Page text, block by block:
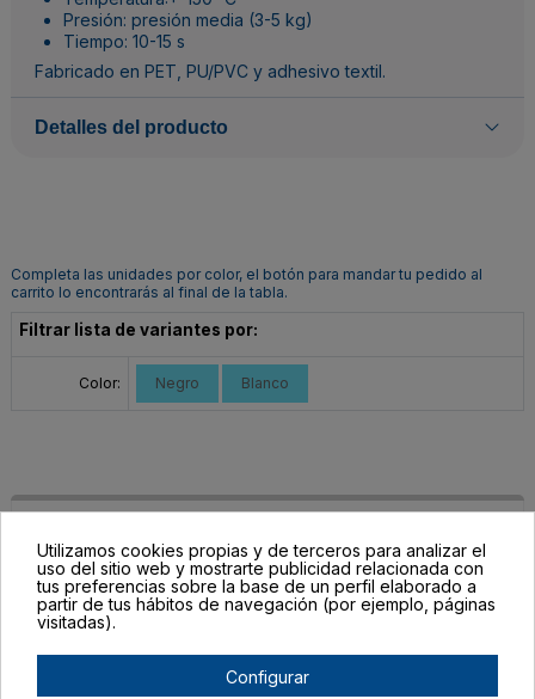
Presión: presión media (3-5 kg)
Tiempo: 10-15 s
Fabricado en PET, PU/PVC y adhesivo textil.
Detalles del producto
Completa las unidades por color, el botón para mandar tu pedido al
carrito lo encontrarás al final de la tabla.
Filtrar lista de variantes por:
Color: Negro Blanco
Utilizamos cookies propias y de terceros para analizar el
uso del sitio web y mostrarte publicidad relacionada con
tus preferencias sobre la base de un perfil elaborado a
partir de tus hábitos de navegación (por ejemplo, páginas
visitadas).
Configurar